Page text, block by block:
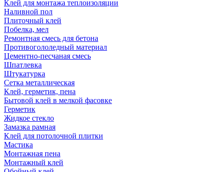
Клей для монтажа теплоизоляции
Наливной пол
Плиточный клей
Побелка, мел
Ремонтная смесь для бетона
Противогололедный материал
Цементно-песчаная смесь
Шпатлевка
Штукатурка
Сетка металлическая
Клей, герметик, пена
Бытовой клей в мелкой фасовке
Герметик
Жидкое стекло
Замазка рамная
Клей для потолочной плитки
Мастика
Монтажная пена
Монтажный клей